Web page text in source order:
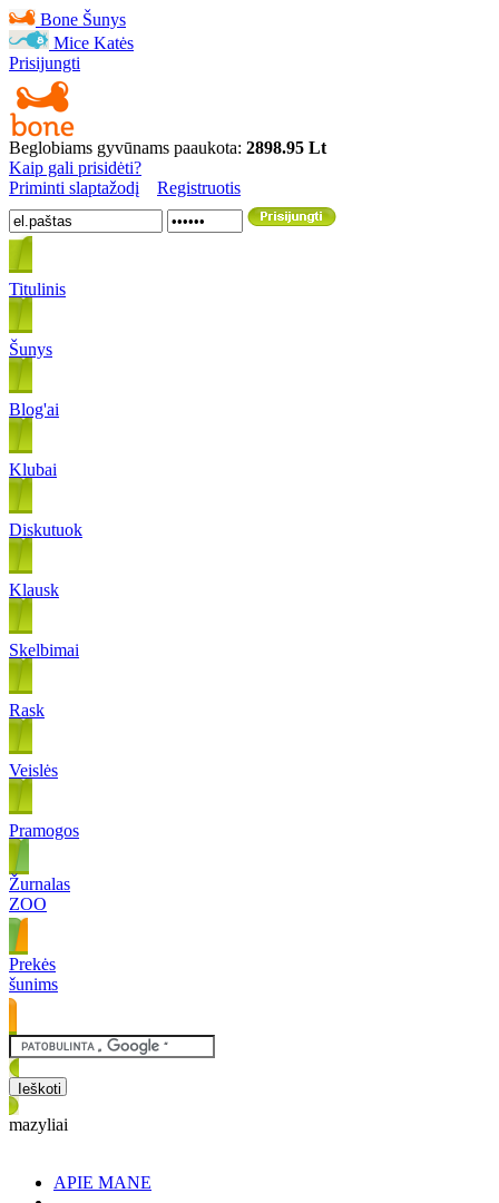
Bone Šunys
Mice Katės
Prisijungti
Beglobiams gyvūnams paaukota: 2898.95 Lt
Kaip gali prisidėti?
Priminti slaptažodį
Registruotis
Titulinis
Šunys
Blog'ai
Klubai
Diskutuok
Klausk
Skelbimai
Rask
Veislės
Pramogos
Žurnalas
ZOO
Prekės
šunims
mazyliai
APIE MANE